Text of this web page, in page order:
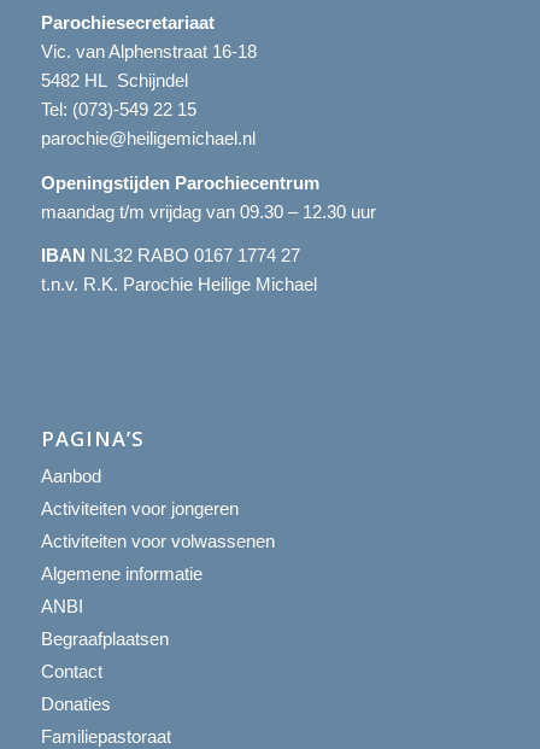
Parochiesecretariaat
Vic. van Alphenstraat 16-18
5482 HL Schijndel
Tel: (073)-549 22 15
parochie@heiligemichael.nl
Openingstijden Parochiecentrum
maandag t/m vrijdag van 09.30 – 12.30 uur
IBAN NL32 RABO 0167 1774 27
t.n.v. R.K. Parochie Heilige Michael
PAGINA’S
Aanbod
Activiteiten voor jongeren
Activiteiten voor volwassenen
Algemene informatie
ANBI
Begraafplaatsen
Contact
Donaties
Familiepastoraat